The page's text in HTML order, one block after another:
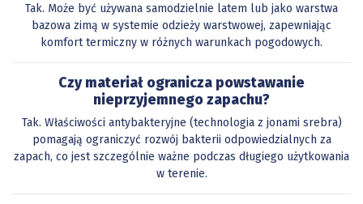
Tak. Może być używana samodzielnie latem lub jako warstwa
bazowa zimą w systemie odzieży warstwowej, zapewniając
komfort termiczny w różnych warunkach pogodowych.
Czy materiał ogranicza powstawanie
nieprzyjemnego zapachu?
Tak. Właściwości antybakteryjne (technologia z jonami srebra)
pomagają ograniczyć rozwój bakterii odpowiedzialnych za
zapach, co jest szczególnie ważne podczas długiego użytkowania
w terenie.